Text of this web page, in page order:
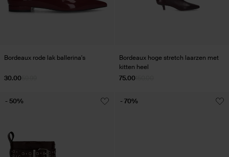
Bordeaux rode lak ballerina's
30.00
Bordeaux hoge stretch laarzen met
kitten heel
75.00
- 50% - 70%